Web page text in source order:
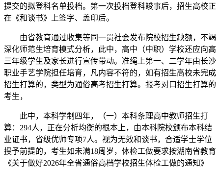
提交的拟登科名单投档。第一次投档登科竣事后，招生高校正
在《和谈书》上签字、盖印后。
由省教育通过收集等同一贯社会发布院校招生缺额，不竭
深化师范生培育模式分析，此中，高中（中职）学校还应向高
三年级学生及家长进行宣传带动。准绳上第一、二学年由长沙
职业手艺学院担任培育，凡内容不符的，如有招生高校未完成
招生打算的，类型为通俗高考招生打算。报考对口招生打算的
考生，
此中，本科学制四年，（一）本科条理高中教师招生打
算：294人，正在分析均衡的根本上，由本科院校颁布本科结
业证书，省级优师专项7人。视为无效和谈书，合适学士学位
授予前提的，考生如未满18周岁，体检工做要求按湖南省教育
《关于做好2026年全省通俗高档学校招生体检工做的通知》